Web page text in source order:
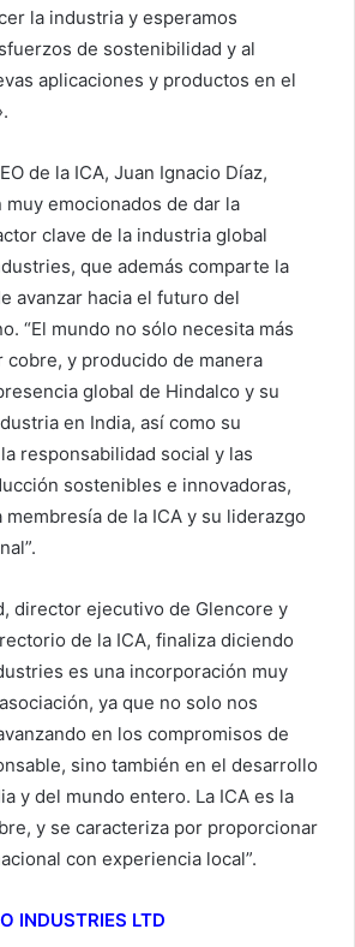
la industria y esperamos
de sostenibilidad y al
aplicaciones y productos en el
de la ICA, Juan Ignacio Díaz,
muy emocionados de dar la
clave de la industria global
que además comparte la
avanzar hacia el futuro del
“El mundo no sólo necesita más
cobre, y producido de manera
global de Hindalco y su
en India, así como su
responsabilidad social y las
sostenibles e innovadoras,
de la ICA y su liderazgo
director ejecutivo de Glencore y
de la ICA, finaliza diciendo
es una incorporación muy
ya que no solo nos
en los compromisos de
sino también en el desarrollo
y del mundo entero. La ICA es la
y se caracteriza por proporcionar
con experiencia local”.
INDUSTRIES LTD